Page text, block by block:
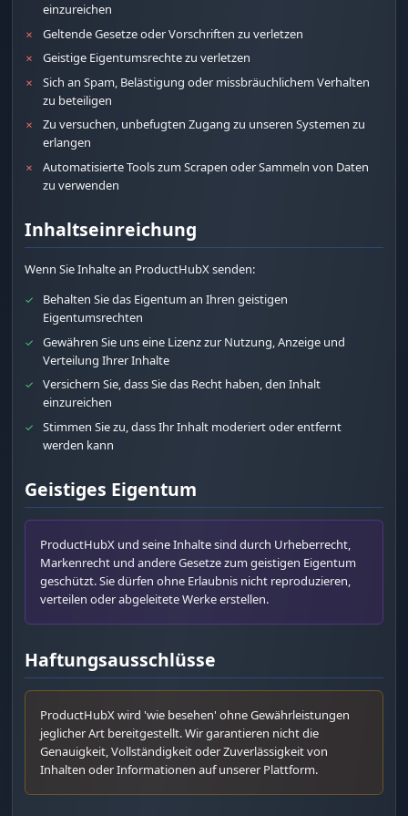
einzureichen
✗ Geltende Gesetze oder Vorschriften zu verletzen
✗ Geistige Eigentumsrechte zu verletzen
✗
Sich an Spam, Belästigung oder missbräuchlichem Verhalten
zu beteiligen
✗
Zu versuchen, unbefugten Zugang zu unseren Systemen zu
erlangen
✗
Automatisierte Tools zum Scrapen oder Sammeln von Daten
zu verwenden
Inhaltseinreichung
Wenn Sie Inhalte an ProductHubX senden:
✓
Behalten Sie das Eigentum an Ihren geistigen
Eigentumsrechten
✓
Gewähren Sie uns eine Lizenz zur Nutzung, Anzeige und
Verteilung Ihrer Inhalte
✓
Versichern Sie, dass Sie das Recht haben, den Inhalt
einzureichen
✓
Stimmen Sie zu, dass Ihr Inhalt moderiert oder entfernt
werden kann
Geistiges Eigentum
ProductHubX und seine Inhalte sind durch Urheberrecht,
Markenrecht und andere Gesetze zum geistigen Eigentum
geschützt. Sie dürfen ohne Erlaubnis nicht reproduzieren,
verteilen oder abgeleitete Werke erstellen.
Haftungsausschlüsse
ProductHubX wird 'wie besehen' ohne Gewährleistungen
jeglicher Art bereitgestellt. Wir garantieren nicht die
Genauigkeit, Vollständigkeit oder Zuverlässigkeit von
Inhalten oder Informationen auf unserer Plattform.